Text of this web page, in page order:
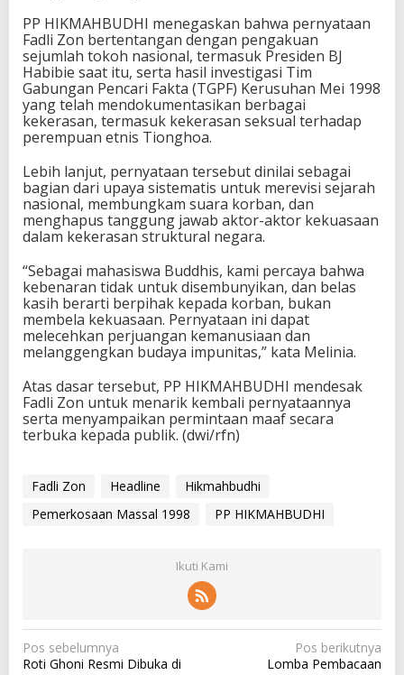
PP HIKMAHBUDHI menegaskan bahwa pernyataan
Fadli Zon bertentangan dengan pengakuan
sejumlah tokoh nasional, termasuk Presiden BJ
Habibie saat itu, serta hasil investigasi Tim
Gabungan Pencari Fakta (TGPF) Kerusuhan Mei 1998
yang telah mendokumentasikan berbagai
kekerasan, termasuk kekerasan seksual terhadap
perempuan etnis Tionghoa.
Lebih lanjut, pernyataan tersebut dinilai sebagai
bagian dari upaya sistematis untuk merevisi sejarah
nasional, membungkam suara korban, dan
menghapus tanggung jawab aktor-aktor kekuasaan
dalam kekerasan struktural negara.
“Sebagai mahasiswa Buddhis, kami percaya bahwa
kebenaran tidak untuk disembunyikan, dan belas
kasih berarti berpihak kepada korban, bukan
membela kekuasaan. Pernyataan ini dapat
melecehkan perjuangan kemanusiaan dan
melanggengkan budaya impunitas,” kata Melinia.
Atas dasar tersebut, PP HIKMAHBUDHI mendesak
Fadli Zon untuk menarik kembali pernyataannya
serta menyampaikan permintaan maaf secara
terbuka kepada publik. (dwi/rfn)
Fadli Zon Headline
Hikmahbudhi
Pemerkosaan Massal 1998
PP HIKMAHBUDHI
Ikuti Kami
N
Pos sebelumnya
Roti Ghoni Resmi Dibuka di
Pos berikutnya
Lomba Pembacaan